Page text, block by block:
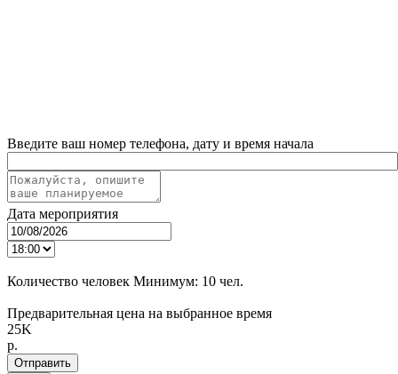
Введите ваш номер телефона, дату и время начала
Дата мероприятия
Количество человек Минимум: 10 чел.
Предварительная цена на выбранное время
25K
p.
Отправить